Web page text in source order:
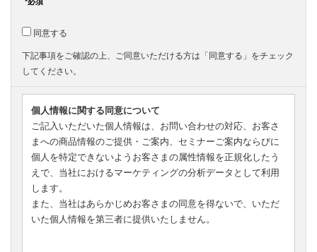
同意する
下記事項をご確認の上、ご同意いただける方は「同意する」をチェック
してください。
個人情報に関する同意について
ご記入いただいた個人情報は、お問い合わせの対応、お客さ
まへの商品情報のご提供・ご案内、セミナーご案内ならびに
個人を特定できないようお客さまの属性情報を正規化したう
えで、当社におけるマーケティングの分析データとして利用
します。
また、当社はあらかじめお客さまの同意を得ないで、いただ
いた個人情報を第三者に提供いたしません。